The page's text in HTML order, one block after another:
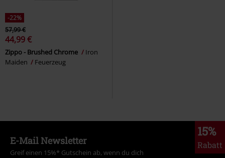
-22%
57,99 €
44,99 €
Zippo - Brushed Chrome
Iron
Maiden
Feuerzeug
15%
Rabatt
E-Mail Newsletter
Greif einen 15%* Gutschein ab, wenn du dich